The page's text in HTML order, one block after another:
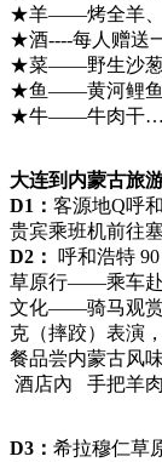
★羊——烤全羊、
★酒----每人赠送
★菜——野生沙
★鱼——黄河鲤
★牛——牛肉干
大连到内蒙古旅
D1： 客源地Q
贵宾乘班机
D2：
呼和浩特
草原行——乘车赴
文化——骑马观赏
克（摔跤）表演
餐品尝内蒙古风
酒店內 手把羊
D3： 希拉穆仁